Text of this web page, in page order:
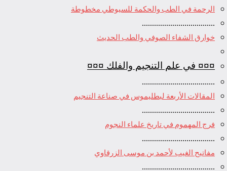
الرحمة في الطب والحكمة للسيوطي مخطوطة
....................................
خوارق الشفاء الصوفي والطب الحديث
¤¤¤ في علم التنجيم والفلك ¤¤¤
....................................
المقالات الأربعة لبطليموس في صناعة التنجيم
....................................
فرج المهموم في تاريخ علماء النجوم
....................................
مفاتيح الغيب لأحمد بن موسى الزرقاوي
....................................